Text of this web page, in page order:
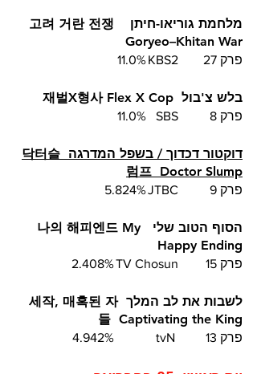
מלחמת גוריאו-חיתן  고려 거란 전쟁
Goryeo–Khitan War
פרק 27	KBS2	11.0%
בלש צ'בול  재벌X형사 Flex X Cop
פרק 8 	SBS  	11.0%
דוקטור דכדוך / בשפל המדרגה  닥터슬
럼프  Doctor Slump
פרק 9	JTBC	5.824%
הסוף הטוב שלי  나의 해피엔드 My
Happy Ending
פרק 15	TV Chosun	2.408%
לשבות את לב המלך  세작, 매혹된 자
들  Captivating the King
פרק 13	 tvN		4.942%